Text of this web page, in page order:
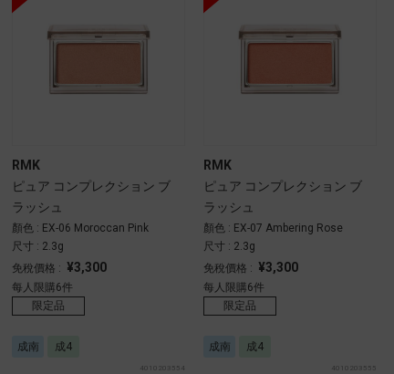
RMK
ピュア コンプレクション ブ
ラッシュ
顏色 : EX-06 Moroccan Pink
尺寸 : 2.3g
免稅價格 : ¥3,300
每人限購6件
限定品
成南 成4
4010203554
RMK
ピュア コンプレクション ブ
ラッシュ
顏色 : EX-07 Ambering Rose
尺寸 : 2.3g
免稅價格 : ¥3,300
每人限購6件
限定品
成南 成4
4010203555